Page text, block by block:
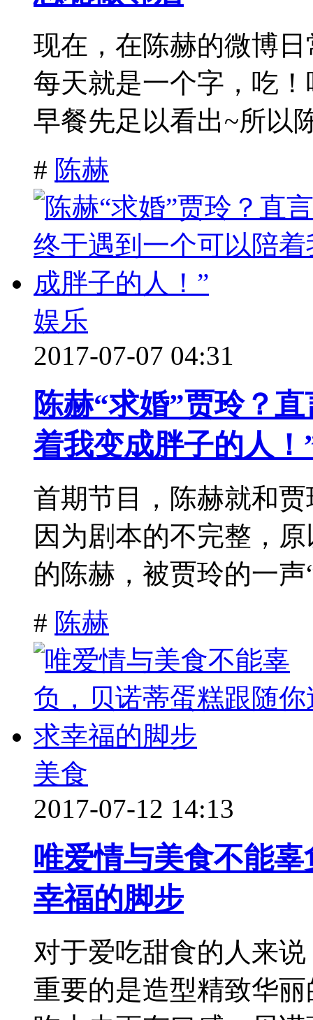
现在，在陈赫的微博
每天就是一个字，吃
早餐先足以看出~所以
# 陈赫
娱乐
2017-07-07 04:31
陈赫“求婚”贾玲？
着我变成胖子的人！
首期节目，陈赫就和
因为剧本的不完整，
的陈赫，被贾玲的一声
# 陈赫
美食
2017-07-12 14:13
唯爱情与美食不能
幸福的脚步
对于爱吃甜食的人来
重要的是造型精致华